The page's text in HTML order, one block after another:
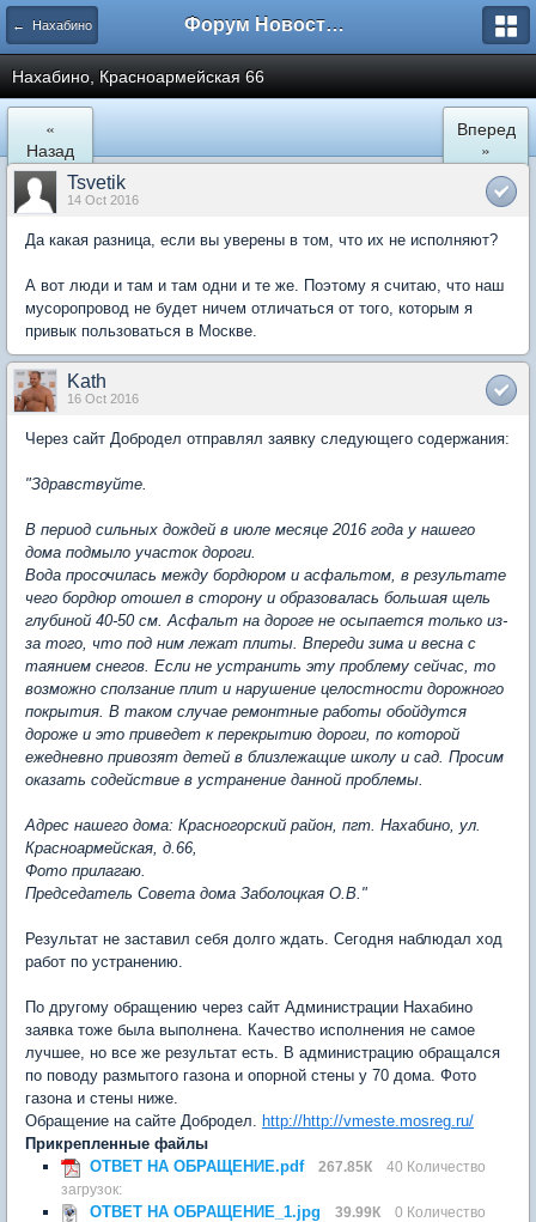
← Нахабино Форум Новостройки
Нахабино, Красноармейская 66
«
Назад
Вперед
»
Tsvetik
14 Oct 2016
Да какая разница, если вы уверены в том, что их не исполняют?
А вот люди и там и там одни и те же. Поэтому я считаю, что наш
мусоропровод не будет ничем отличаться от того, которым я
привык пользоваться в Москве.
Kath
16 Oct 2016
Через сайт Добродел отправлял заявку следующего содержания:
"Здравствуйте.
В период сильных дождей в июле месяце 2016 года у нашего
дома подмыло участок дороги.
Вода просочилась между бордюром и асфальтом, в результате
чего бордюр отошел в сторону и образовалась большая щель
глубиной 40-50 см. Асфальт на дороге не осыпается только из-
за того, что под ним лежат плиты. Впереди зима и весна с
таянием снегов. Если не устранить эту проблему сейчас, то
возможно сползание плит и нарушение целостности дорожного
покрытия. В таком случае ремонтные работы обойдутся
дороже и это приведет к перекрытию дороги, по которой
ежедневно привозят детей в близлежащие школу и сад. Просим
оказать содействие в устранение данной проблемы.
Адрес нашего дома: Красногорский район, пгт. Нахабино, ул.
Красноармейская, д.66,
Фото прилагаю.
Председатель Совета дома Заболоцкая О.В."
Результат не заставил себя долго ждать. Сегодня наблюдал ход
работ по устранению.
По другому обращению через сайт Администрации Нахабино
заявка тоже была выполнена. Качество исполнения не самое
лучшее, но все же результат есть. В администрацию обращался
по поводу размытого газона и опорной стены у 70 дома. Фото
газона и стены ниже.
Обращение на сайте Добродел. http://http://vmeste.mosreg.ru/
Прикрепленные файлы
ОТВЕТ НА ОБРАЩЕНИЕ.pdf
267.85К
40 Количество
загрузок:
ОТВЕТ НА ОБРАЩЕНИЕ_1.jpg 39.99К
0 Количество